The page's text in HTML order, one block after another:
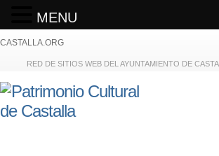
CASTALLA.ORG
RED DE SITIOS WEB DEL AYUNTAMIENTO DE
MENU